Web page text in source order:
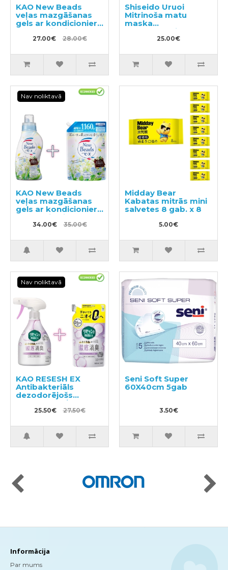
KAO New Beads
veļas mazgāšanas
gels ar kondicionieri
740g + pildviela 650g
27.00€ 28.00€
Shiseido Uruoi
Mitrinoša matu
maska
nepaklausīgiem
matiem 140g
25.00€
Nav noliktavā
KAO New Beads
veļas mazgāšanas
gels ar kondicionieri
740g +pildviela 1160g
34.00€ 35.00€
Midday Bear
Kabatas mitrās mini
salvetes 8 gab. x 8
5.00€
Nav noliktavā
KAO RESESH EX
Antibakteriāls
dezodorējošs
aerosols apģērbam
un veļai, ziepju
pildviela 320ml
25.50€ 27.50€
Seni Soft Super
60X40cm 5gab
3.50€
Informācija
Par mums